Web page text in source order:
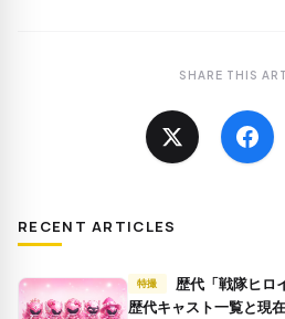
SHARE THIS
RECENT ARTICLES
特撮
歴代キャスト一覧と現